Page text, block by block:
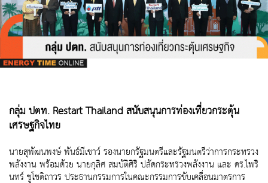
กลุ่ม ปตท. Restart Thailand สนับสนุนการท่องเที่ยวกระตุ้น
เศรษฐกิจไทย
นายสุพัฒนพงษ์ พันธ์มีเชาว์ รองนายกรัฐมนตรีและรัฐมนตรีว่าการกระทรวง
พลังงาน พร้อมด้วย นายกุลิศ สมบัติศิริ ปลัดกระทรวงพลังงาน และ ดร.ไพริ
นทร์ ชูโชติถาวร ประธานกรรมการในคณะกรรมการขับเคลื่อนมาตรการ